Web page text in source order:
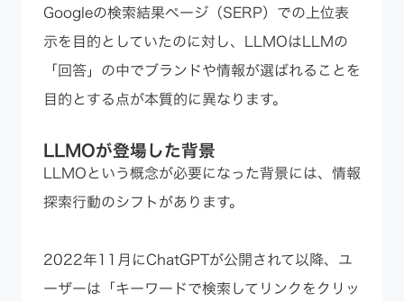
Googleの検索結果ページ（SERP）での上位表
示を目的としていたのに対し、LLMOはLLMの
「回答」の中でブランドや情報が選ばれることを
目的とする点が本質的に異なります。
LLMOが登場した背景
LLMOという概念が必要になった背景には、情報
探索行動のシフトがあります。
2022年11月にChatGPTが公開されて以降、ユ
ーザーは「キーワードで検索してリンクをクリッ